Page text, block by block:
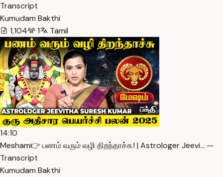
Transcript
Kumudam Bakthi
1,104
1 Tamil
14:10
Mesham👉 பணம் வரும் வழி திறந்தாச்சு.! | Astrologer Jeevi… —
Transcript
Kumudam Bakthi